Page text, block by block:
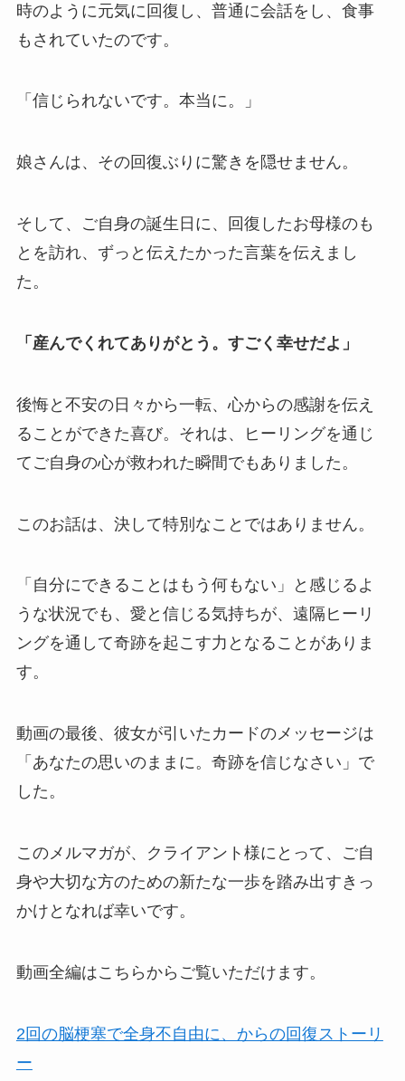
時のように元気に回復し、普通に会話をし、食事
もされていたのです。
「信じられないです。本当に。」
娘さんは、その回復ぶりに驚きを隠せません。
そして、ご自身の誕生日に、回復したお母様のも
とを訪れ、ずっと伝えたかった言葉を伝えまし
た。
「産んでくれてありがとう。すごく幸せだよ」
後悔と不安の日々から一転、心からの感謝を伝え
ることができた喜び。それは、ヒーリングを通じ
てご自身の心が救われた瞬間でもありました。
このお話は、決して特別なことではありません。
「自分にできることはもう何もない」と感じるよ
うな状況でも、愛と信じる気持ちが、遠隔ヒーリ
ングを通して奇跡を起こす力となることがありま
す。
動画の最後、彼女が引いたカードのメッセージは
「あなたの思いのままに。奇跡を信じなさい」で
した。
このメルマガが、クライアント様にとって、ご自
身や大切な方のための新たな一歩を踏み出すきっ
かけとなれば幸いです。
動画全編はこちらからご覧いただけます。
2回の脳梗塞で全身不自由に、からの回復ストーリ
ー